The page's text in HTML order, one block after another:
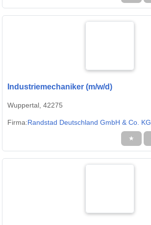
Industriemechaniker (m/w/d)
Wuppertal, 42275
Firma:Randstad Deutschland GmbH & Co. KG
★